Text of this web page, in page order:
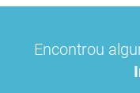
Encontrou